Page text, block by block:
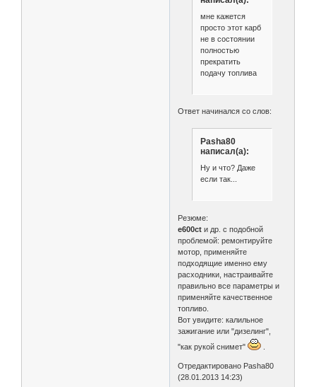
мне кажется
просто этот карб
не в состоянии
полностью
прекратить
подачу топлива
Ответ начинался со слов:
Pasha80
написал(а):
Ну и что? Даже
если так...
Резюме:
e600ct и др. с подобной
проблемой: ремонтируйте
мотор, применяйте
подходящие именно ему
расходники, настраивайте
правильно все параметры и
применяйте качественное
топливо.
Вот увидите: калильное
зажигание или "дизелинг",
"как рукой снимет"
Отредактировано Pasha80
(28.01.2013 14:23)